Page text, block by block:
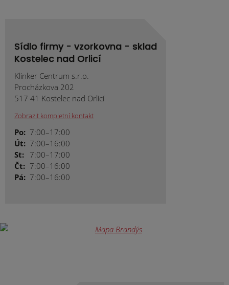
Sídlo firmy - vzorkovna - sklad
Kostelec nad Orlicí
Klinker Centrum s.r.o.
Procházkova 202
517 41 Kostelec nad Orlicí
Zobrazit kompletní kontakt
Po: 7:00–17:00
Út: 7:00–16:00
St: 7:00–17:00
Čt: 7:00–16:00
Pá: 7:00–16:00